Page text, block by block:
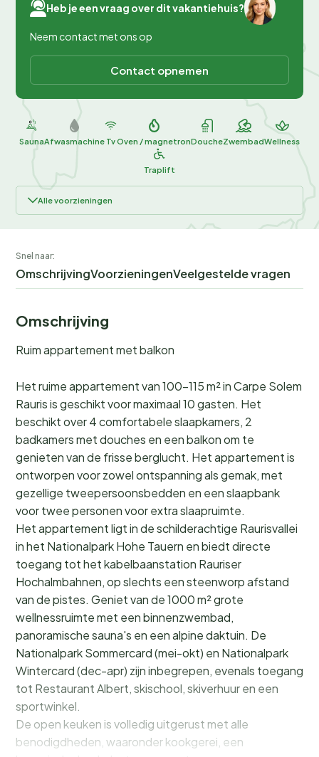
Heb je een vraag over dit vakantiehuis?
Neem contact met ons op
Contact opnemen
SaunaAfwasmachine TvOven / magnetronDoucheZwembadWellness
Traplift
Alle voorzieningen
Snel naar:
OmschrijvingVoorzieningenVeelgestelde vragen
Omschrijving
Ruim appartement met balkon
Het ruime appartement van 100-115 m² in Carpe Solem
Rauris is geschikt voor maximaal 10 gasten. Het
beschikt over 4 comfortabele slaapkamers, 2
badkamers met douches en een balkon om te
genieten van de frisse berglucht. Het appartement is
ontworpen voor zowel ontspanning als gemak, met
gezellige tweepersoonsbedden en een slaapbank
voor twee personen voor extra slaapruimte.
Het appartement ligt in de schilderachtige Raurisvallei
in het Nationalpark Hohe Tauern en biedt directe
toegang tot het kabelbaanstation Rauriser
Hochalmbahnen, op slechts een steenworp afstand
van de pistes. Geniet van de 1000 m² grote
wellnessruimte met een binnenzwembad,
panoramische sauna's en een alpine daktuin. De
Nationalpark Sommercard (mei-okt) en Nationalpark
Wintercard (dec-apr) zijn inbegrepen, evenals toegang
tot Restaurant Albert, skischool, skiverhuur en een
sportwinkel.
De open keuken is volledig uitgerust met alle
benodigdheden, waaronder kookgerei, een